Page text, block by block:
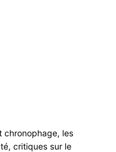
chronophage, les
critiques sur le